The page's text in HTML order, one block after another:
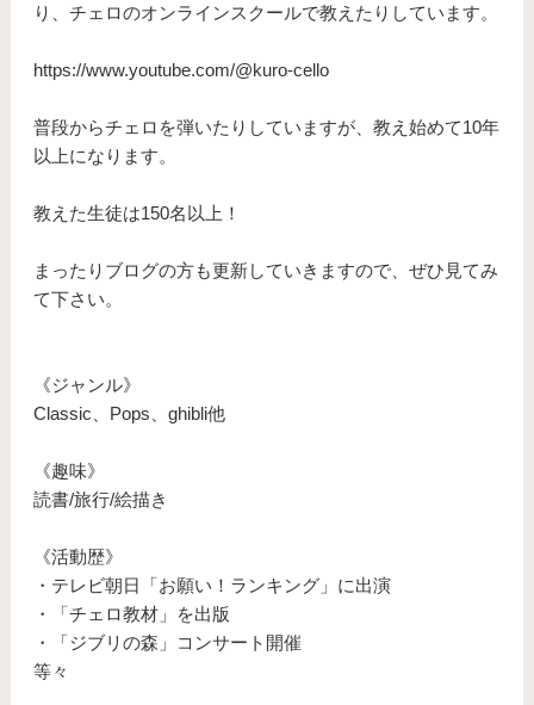
り、チェロのオンラインスクールで教えたりしています。
https://www.youtube.com/@kuro-cello
普段からチェロを弾いたりしていますが、教え始めて10年
以上になります。
​教えた生徒は150名以上！
まったりブログの方も更新していきますので、ぜひ見てみ
て下さい。
《ジャンル》
Classic、Pops、ghibli他
《趣味》
読書/旅行/絵描き
《活動歴》
・テレビ朝日「お願い！ランキング」に出演
・「チェロ教材」を出版
・「ジブリの森」コンサート開催
等々